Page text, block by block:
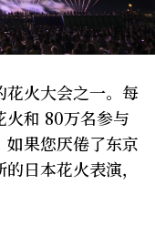
网站政策
花火大会之一。每
和 80万名参与
果您厌倦了东京
日本花火表演，